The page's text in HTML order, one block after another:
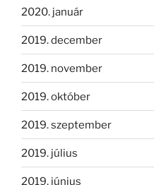
2020. január
2019. december
2019. november
2019. október
2019. szeptember
2019. július
2019. június